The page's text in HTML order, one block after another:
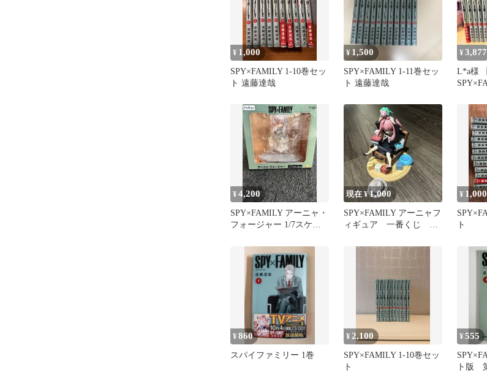
¥ 1,000
SPY×FAMILY 1-10巻セッ
ト 遠藤達哉
¥ 1,500
SPY×FAMILY 1-11巻セッ
ト 遠藤達哉
¥3,877
L*a様
¥4,200
SPY×FAMILY アーニャ・
フォージャー 1/7スケー
現在 ¥1,000
SPY×FAMILY アーニャフ
ィギュア 一番くじ A
¥ 1,000
ト
¥860
スパイファミリー 1巻
¥2,100
SPY×FAMILY 1-10巻セッ
ト
¥555
ト版